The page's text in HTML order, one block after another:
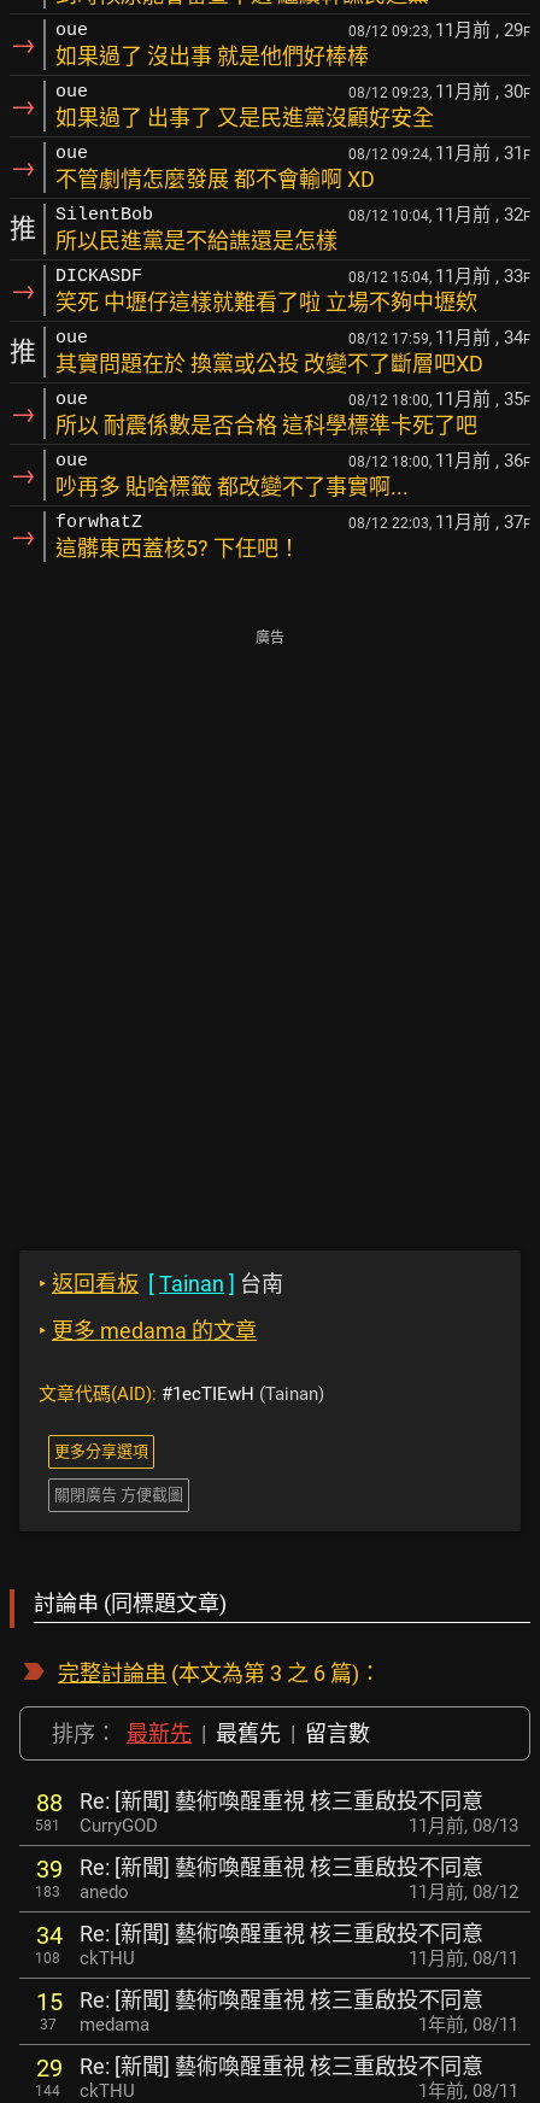
→ oue 08/12 09:23, 11月前 , 29F
如果過了 沒出事 就是他們好棒棒
→ oue 08/12 09:23, 11月前 , 30F
如果過了 出事了 又是民進黨沒顧好安全
→ oue 08/12 09:24, 11月前 , 31 F
不管劇情怎麼發展 都不會輸啊 XD
推 SilentBob 08/12 10:04, 11月前 , 32F
所以民進黨是不給譙還是怎樣
→ DICKASDF 08/12 15:04, 11月前 , 33F
笑死 中壢仔這樣就難看了啦 立場不夠中壢欸
推 oue 08/12 17:59, 11月前 , 34F
其實問題在於 換黨或公投 改變不了斷層吧XD
→ oue 08/12 18:00, 11月前 , 35F
所以 耐震係數是否合格 這科學標準卡死了吧
→ oue 08/12 18:00, 11月前 , 36F
吵再多 貼啥標籤 都改變不了事實啊...
→ forwhatZ 08/12 22:03, 11月前 , 37F
這髒東西蓋核5? 下任吧！
廣告
‣ 返回看板 [Tainan ] 台南
‣ 更多 medama 的文章
文章代碼(AID): #1ecTIEwH (Tainan)
更多分享選項
關閉廣告 方便截圖
討論串 (同標題文章)
完整討論串 (本文為第 3 之 6 篇)：
排序： 最新先 | 最舊先 | 留言數
88
581
Re: [新聞] 藝術喚醒重視 核三重啟投不同意
CurryGOD 11月前, 08/13
39
183
Re: [新聞] 藝術喚醒重視 核三重啟投不同意
anedo 11月前, 08/12
34
108
Re: [新聞] 藝術喚醒重視 核三重啟投不同意
ckTHU 11月前, 08/11
15
37
Re: [新聞] 藝術喚醒重視 核三重啟投不同意
medama 1年前, 08/11
29
144
Re: [新聞] 藝術喚醒重視 核三重啟投不同意
ckTHU 1年前, 08/11